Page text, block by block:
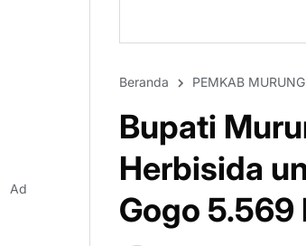
Beranda PEMKAB
Bupati
Herbisida
Gogo 5.569
Ad